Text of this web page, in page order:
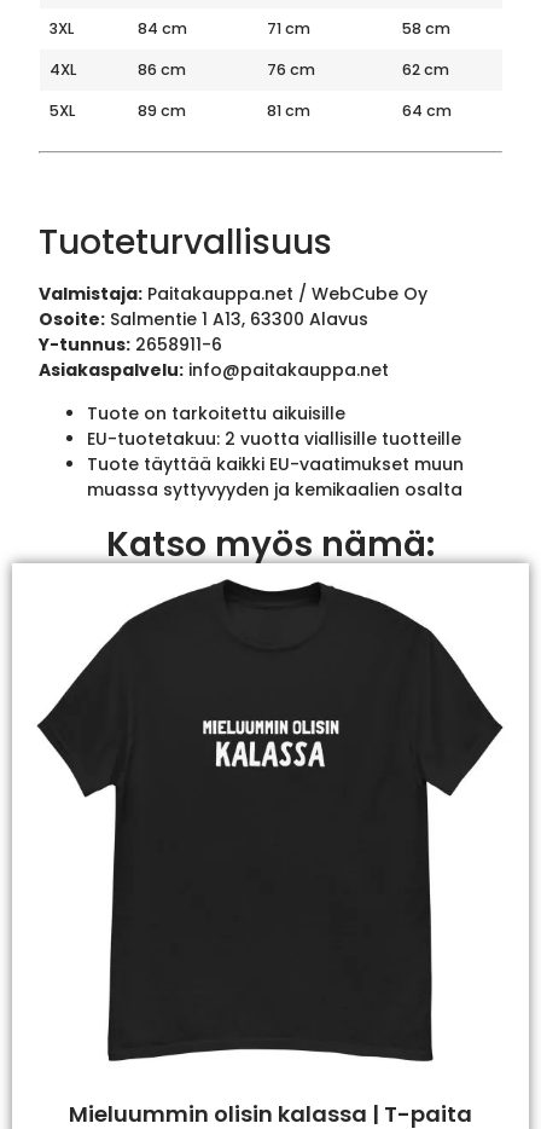
3XL
84 cm 71 cm
58 cm
4XL
86 cm 76 cm
62 cm
5XL
89 cm 81 cm 64 cm
Tuoteturvallisuus
Valmistaja: Paitakauppa.net / WebCube Oy
Osoite: Salmentie 1 A13, 63300 Alavus
Y-tunnus: 2658911-6
Asiakaspalvelu: info@paitakauppa.net
Tuote on tarkoitettu aikuisille
EU-tuotetakuu: 2 vuotta viallisille tuotteille
Tuote täyttää kaikki EU-vaatimukset muun
muassa syttyvyyden ja kemikaalien osalta
Katso myös nämä:
Mieluummin olisin kalassa | T-paita